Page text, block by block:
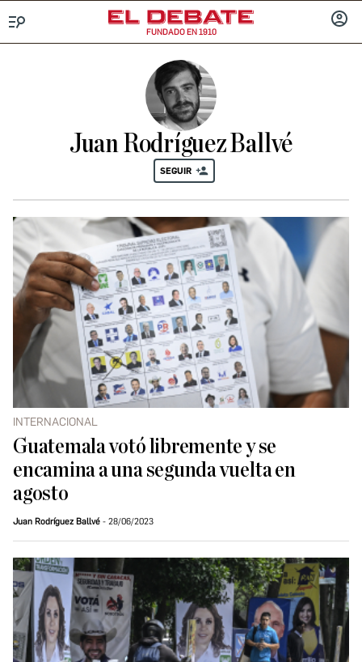
FUNDADO EN 1910
Juan Rodríguez Ballvé
SEGUIR
INTERNACIONAL
Guatemala votó libremente y se
encamina a una segunda vuelta en
agosto
Juan Rodríguez Ballvé 28/06/2023